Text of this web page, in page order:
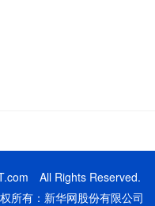
All Rights Reserved.
有：新华网股份有限公司